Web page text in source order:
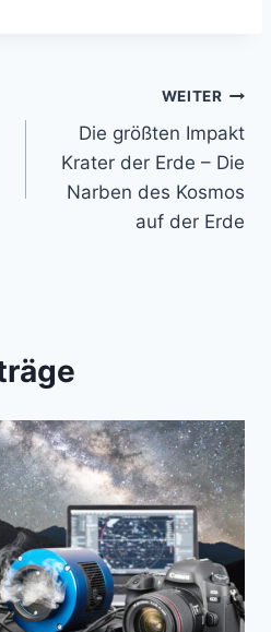
WEITER
Die größten Impakt
Krater der Erde – Die
Narben des Kosmos
auf der Erde